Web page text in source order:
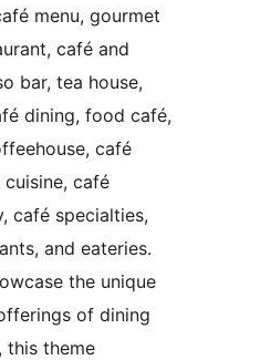
menu, gourmet
café and
bar, tea house,
dining, food café,
café
café
café specialties,
and eateries.
the unique
of dining
this theme